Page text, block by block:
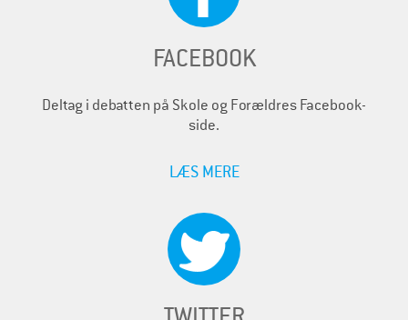
FACEBOOK
Deltag i debatten på Skole og Forældres Facebook-
side.
LÆS MERE